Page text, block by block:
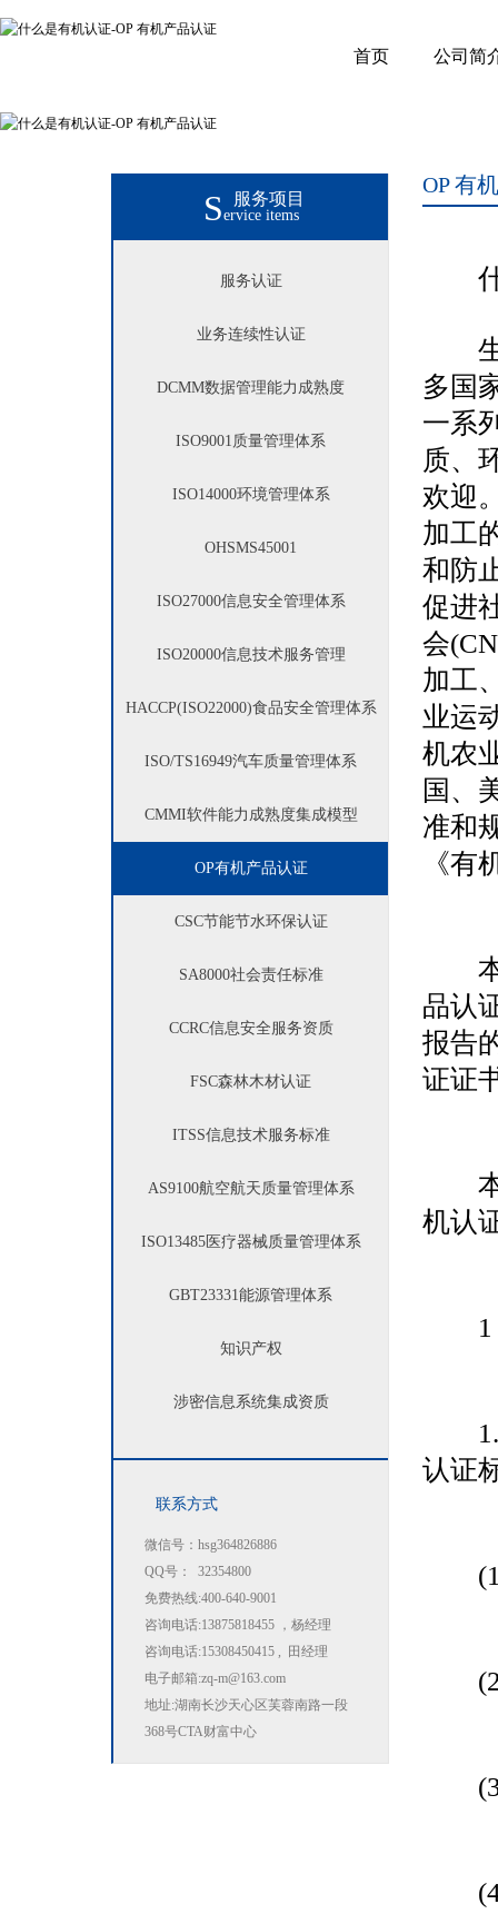
首页 公司简
服务项目
Service items
服务认证
业务连续性认证
DCMM数据管理能力成熟度
ISO9001 质量管理体系
ISO14000环境管理体系
OHSMS45001
ISO27000信息安全管理体系
ISO20000信息技术服务管理
HACCP(ISO22000)食品安全管理体系
ISO/TS16949汽车质量管理体系
CMMI软件能力成熟度集成模型
OP有机产品认证
CSC节能节水环保认证
SA8000社会责任标准
CCRC信息安全服务资质
FSC森林木材认证
ITSS信息技术服务标准
AS9100航空航天质量管理体系
ISO13485医疗器械质量管理体系
GBT23331 能源管理体系
知识产权
涉密信息系统集成资质
联系方式
微信号：hsg364826886
QQ号： 32354800
免费热线:400-640-9001
咨询电话:13875818455 ，杨经理
咨询电话:15308450415 , 田经理
电子邮箱:zq-m@163.com
地址:湖南长沙天心区芙蓉南路一段
368号CTA财富中心
OP 有
什
生
多国
一系
质、
欢迎
加工
和防
促进
会
加工
业运
机农
国、
准和
《有
本
品认
报告
证证
本
机认
1
1.1
认证
(1)
(2)
(3)
(4)